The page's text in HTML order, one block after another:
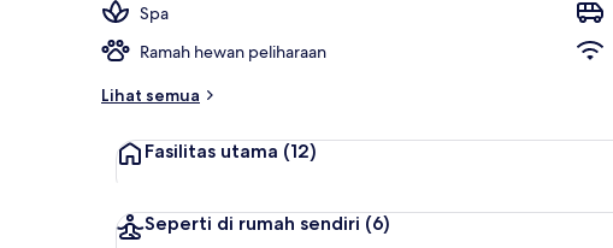
Spa
Ramah hewan peliharaan
Lihat semua
Fasilitas utama (12)
Seperti di rumah sendiri (6)